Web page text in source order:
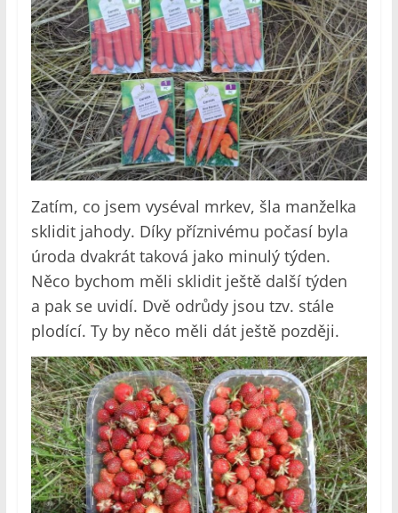
Zatím, co jsem vyséval mrkev, šla manželka
sklidit jahody. Díky příznivému počasí byla
úroda dvakrát taková jako minulý týden.
Něco bychom měli sklidit ještě další týden
a pak se uvidí. Dvě odrůdy jsou tzv. stále
plodící. Ty by něco měli dát ještě později.